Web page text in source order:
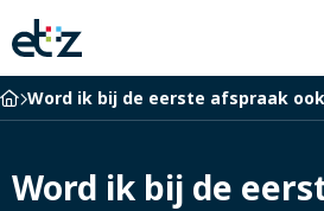
Elisabeth-
TweeSteden
Ziekenhuis
Home
Word ik bij de eerste afspraak
Word ik bij de